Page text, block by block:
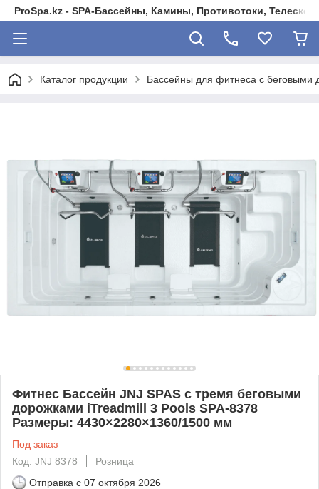
ProSpa.kz - SPA-Бассейны, Камины, Противотоки,
Каталог продукции Бассейны для фитнеса с беговыми
Фитнес Бассейн JNJ SPAS с тремя беговыми
дорожками iTreadmill 3 Pools SPA-8378
Размеры: 4430×2280×1360/1500 мм
Под заказ
Код: JNJ 8378
Розница
Отправка с 07 октября 2026